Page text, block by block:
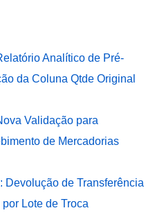
Analítico de Pré-
da Coluna Qtde Original
Validação para
de Mercadorias
Devolução de Transferência
Lote de Troca